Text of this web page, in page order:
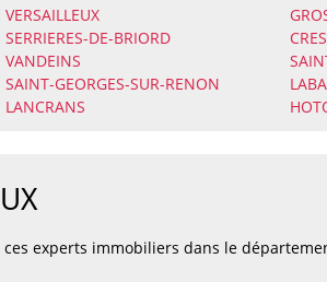
VERSAILLEUX
SERRIERES-DE-BRIORD
VANDEINS
SAINT-GEORGES-SUR-RENON
LANCRANS
ces experts immobiliers dans le